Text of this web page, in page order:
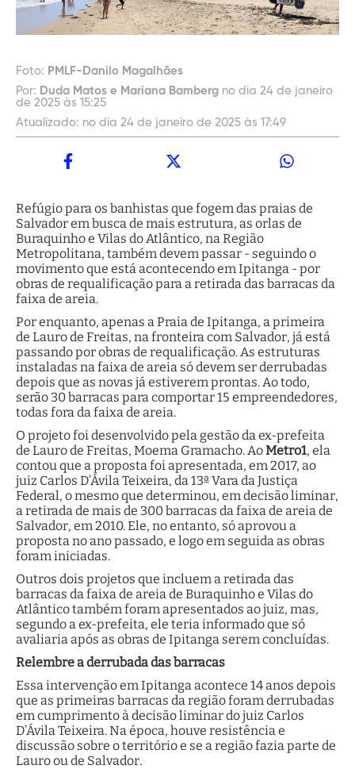
Foto: PMLF-Danilo Magalhães
Por: Duda Matos e Mariana Bamberg no dia 24 de janeiro
de 2025 às 15:25
Atualizado: no dia 24 de janeiro de 2025 às 17:49
Refúgio para os banhistas que fogem das praias de
Salvador em busca de mais estrutura, as orlas de
Buraquinho e Vilas do Atlântico, na Região
Metropolitana, também devem passar - seguindo o
movimento que está acontecendo em Ipitanga - por
obras de requalificação para a retirada das barracas da
faixa de areia.
Por enquanto, apenas a Praia de Ipitanga, a primeira
de Lauro de Freitas, na fronteira com Salvador, já está
passando por obras de requalificação. As estruturas
instaladas na faixa de areia só devem ser derrubadas
depois que as novas já estiverem prontas. Ao todo,
serão 30 barracas para comportar 15 empreendedores,
todas fora da faixa de areia.
O projeto foi desenvolvido pela gestão da ex-prefeita
de Lauro de Freitas, Moema Gramacho. AoMetro1, ela
contou que a proposta foi apresentada, em 2017, ao
juiz Carlos D’Ávila Teixeira, da 13ª Vara da Justiça
Federal, o mesmo que determinou, em decisão liminar,
a retirada de mais de 300 barracas da faixa de areia de
Salvador, em 2010. Ele, no entanto, só aprovou a
proposta no ano passado, e logo em seguida as obras
foram iniciadas.
Outros dois projetos que incluem a retirada das
barracas da faixa de areia de Buraquinho e Vilas do
Atlântico também foram apresentados ao juiz, mas,
segundo a ex-prefeita, ele teria informado que só
avaliaria após as obras de Ipitanga serem concluídas.
Relembre a derrubada das barracas
Essa intervenção em Ipitanga acontece 14 anos depois
que as primeiras barracas da região foram derrubadas
em cumprimento à decisão liminar do juiz Carlos
D’Ávila Teixeira. Na época, houve resistência e
discussão sobre o território e se a região fazia parte de
Lauro ou de Salvador.